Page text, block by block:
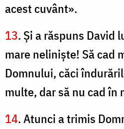
acest cuvânt».
13. Şi a răspuns David
mare nelinişte! Să cad
Domnului, căci
multe, dar să nu cad în
14. Atunci a trimis